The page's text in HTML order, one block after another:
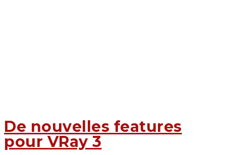
De nouvelles features
pour VRay 3